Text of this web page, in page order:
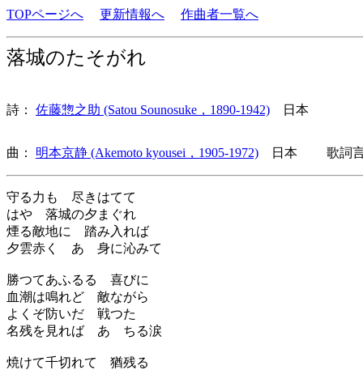
TOPページへ 更新情報へ 作曲者一覧へ
落城のたそがれ
詩： 佐藤惣之助 (Satou Sounosuke，1890-1942) 日本
曲： 明本京静 (Akemoto kyousei，1905-1972) 日本 歌詞言
守る力も 尽きはてて
はや 落城の夕まぐれ
煙る敵地に 踏み入れば
夕雲赤く あゝ身に沁みて
勝つてあふるる 喜びに
血潮は鳴れど 敵ながら
よくぞ防いだ 戦つた
名残を見れば あゝちる涙
焼けて千切れて 猶残る